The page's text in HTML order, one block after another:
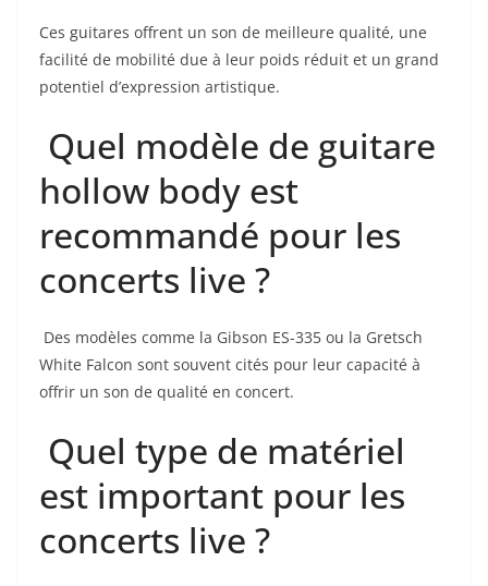
Ces guitares offrent un son de meilleure qualité, une
facilité de mobilité due à leur poids⁣ réduit et un grand
potentiel d’expression artistique.
⁤ Quel modèle de ⁤guitare‌
hollow⁢ body⁣ est
recommandé pour les
concerts live ?
⁣ Des modèles comme la Gibson⁤ ES-335 ou la Gretsch
White Falcon sont souvent cités pour leur capacité à
offrir un son de qualité en concert.
Quel​ type de matériel
est important pour les
concerts live ?